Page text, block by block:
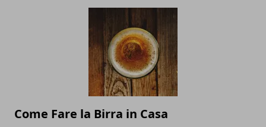
Come Fare la Birra in Casa